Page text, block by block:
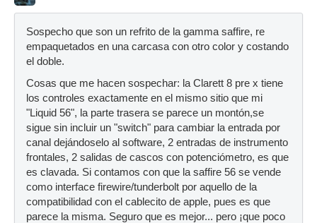
Sospecho que son un refrito de la gamma saffire, re
empaquetados en una carcasa con otro color y costando
el doble.
Cosas que me hacen sospechar: la Clarett 8 pre x tiene
los controles exactamente en el mismo sitio que mi
"Liquid 56", la parte trasera se parece un montón,se
sigue sin incluir un "switch" para cambiar la entrada por
canal dejándoselo al software, 2 entradas de instrumento
frontales, 2 salidas de cascos con potenciómetro, es que
es clavada. Si contamos con que la saffire 56 se vende
como interface firewire/tunderbolt por aquello de la
compatibilidad con el cablecito de apple, pues es que
parece la misma. Seguro que es mejor... pero ¡que poco